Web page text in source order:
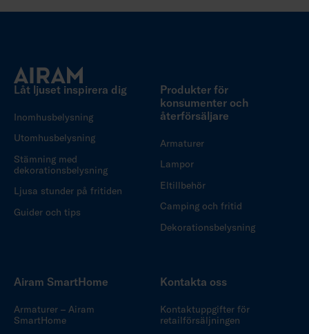
Låt ljuset inspirera dig
Inomhusbelysning
Utomhusbelysning
Stämning med
dekorationsbelysning
Ljusa stunder på fritiden
Guider och tips
Produkter för
konsumenter och
återförsäljare
Armaturer
Lampor
Eltillbehör
Camping och fritid
Dekorationsbelysning
Airam SmartHome
Armaturer – Airam
SmartHome
Kontakta oss
Kontaktuppgifter för
retailförsäljningen